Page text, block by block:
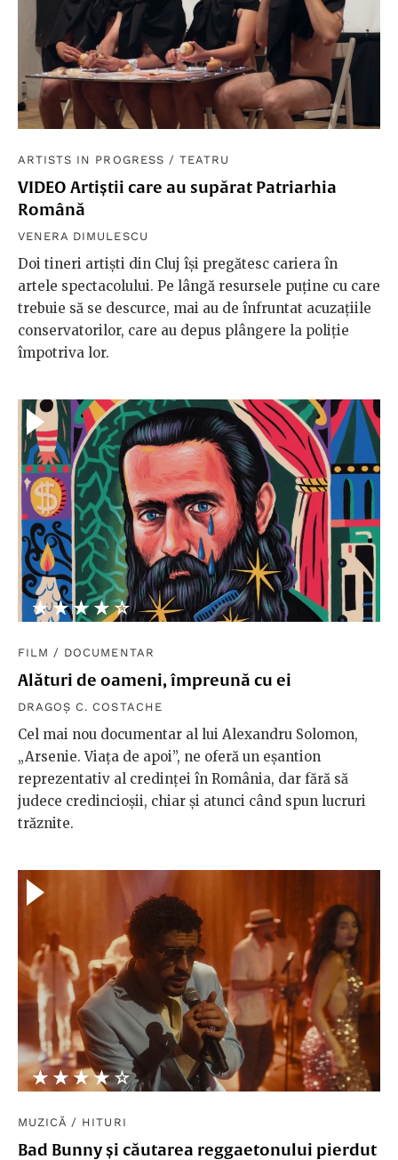
ARTISTS IN PROGRESS / TEATRU
VIDEO Artiștii care au supărat Patriarhia
Română
VENERA DIMULESCU
Doi tineri artiști din Cluj își pregătesc cariera în
artele spectacolului. Pe lângă resursele puține cu care
trebuie să se descurce, mai au de înfruntat acuzațiile
conservatorilor, care au depus plângere la poliție
împotriva lor.
★★★★★
☆☆☆☆☆
FILM / DOCUMENTAR
Alături de oameni, împreună cu ei
DRAGOȘ C. COSTACHE
Cel mai nou documentar al lui Alexandru Solomon,
„Arsenie. Viața de apoi”, ne oferă un eșantion
reprezentativ al credinței în România, dar fără să
judece credincioșii, chiar și atunci când spun lucruri
trăznite.
★★★★★
☆☆☆☆☆
MUZICĂ / HITURI
Bad Bunny și căutarea reggaetonului pierdut